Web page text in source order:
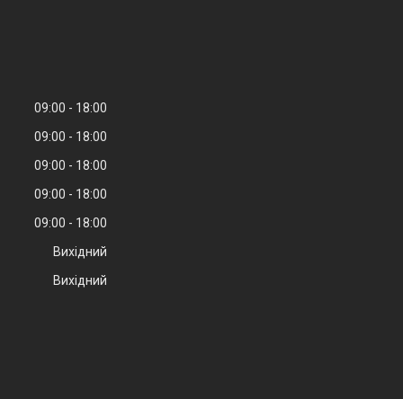
09:00
18:00
09:00
18:00
09:00
18:00
09:00
18:00
09:00
18:00
Вихідний
Вихідний